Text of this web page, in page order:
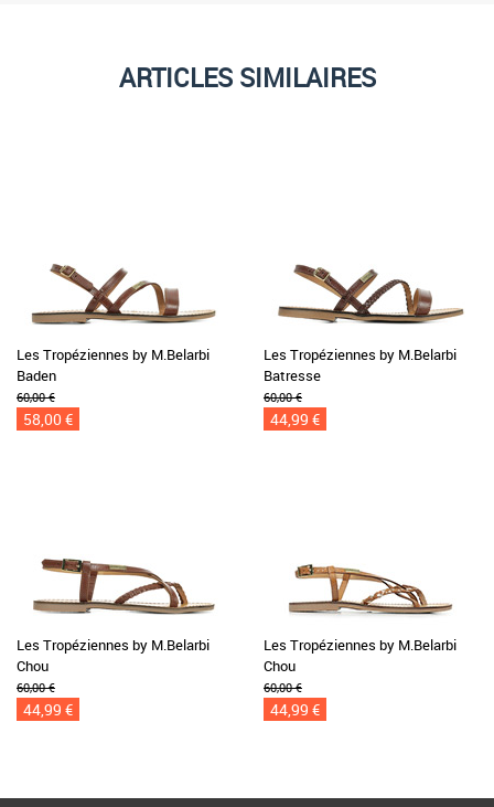
ARTICLES SIMILAIRES
Les Tropéziennes by M.Belarbi
Baden
60,00 €
58,00 €
Les Tropéziennes by M.Belarbi
Batresse
60,00 €
44,99 €
Les Tropéziennes by M.Belarbi
Chou
60,00 €
44,99 €
Les Tropéziennes by M.Belarbi
Chou
60,00 €
44,99 €